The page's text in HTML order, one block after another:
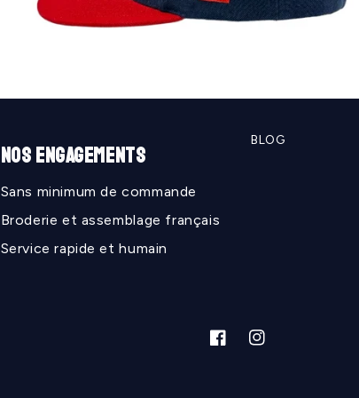
NOS ENGAGEMENTS
Sans minimum de commande
Broderie et assemblage français
Service rapide et humain
BLOG
FacebookInstagram